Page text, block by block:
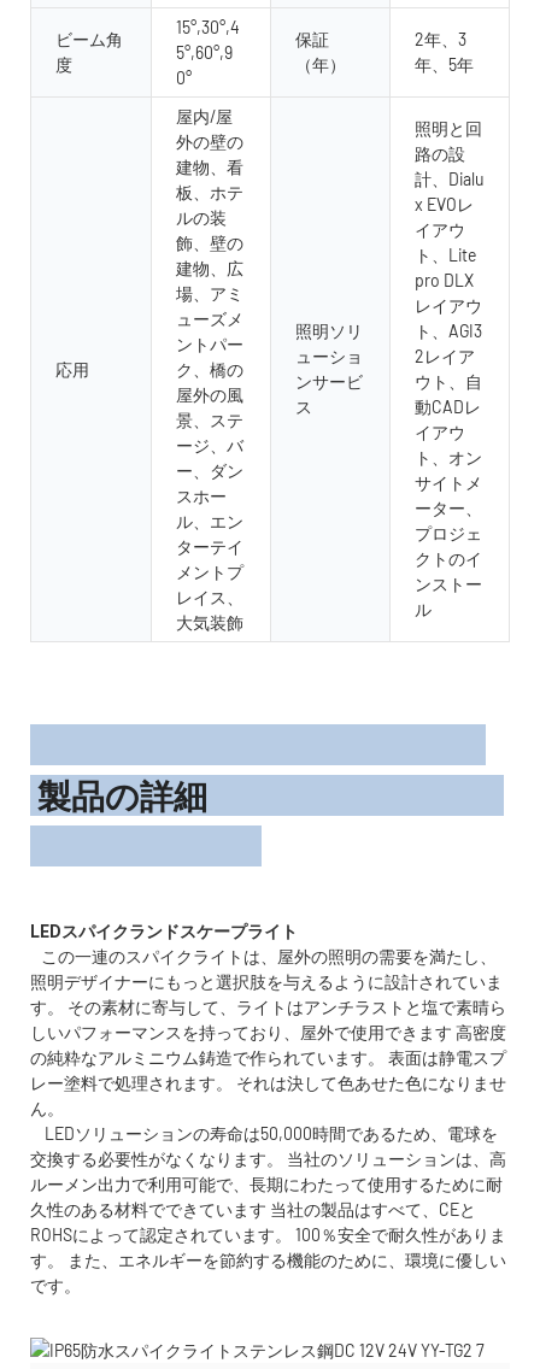
ビーム角
度
15°,30°,4
5°,60°,9
0°
保証
（年）
2年、3
年、5年
応用
屋内/屋
外の壁の
建物、看
板、ホテ
ルの装
飾、壁の
建物、広
場、アミ
ューズメ
ントパー
ク、橋の
屋外の風
景、ステ
ージ、バ
ー、ダン
スホー
ル、エン
ターテイ
メントプ
レイス、
大気装飾
照明ソリ
ューショ
ンサービ
ス
照明と回
路の設
計、Dialu
x EVOレ
イアウ
ト、Lite
pro DLX
レイアウ
ト、AGI3
2レイア
ウト、自
動CADレ
イアウ
ト、オン
サイトメ
ーター、
プロジェ
クトのイ
ンストー
ル
製品の詳細
この一連のスパイクライトは、屋外の照明の需要を満たし、
照明デザイナーにもっと選択肢を与えるように設計されていま
す。 その素材に寄与して、ライトはアンチラストと塩で素晴ら
しいパフォーマンスを持っており、屋外で使用できます 高密度
の純粋なアルミニウム鋳造で作られています。 表面は静電スプ
レー塗料で処理されます。 それは決して色あせた色になりませ
ん。
LEDソリューションの寿命は50,000時間であるため、電球を
交換する必要性がなくなります。 当社のソリューションは、高
ルーメン出力で利用可能で、長期にわたって使用するために耐
久性のある材料でできています 当社の製品はすべて、CEと
ROHSによって認定されています。 100％安全で耐久性がありま
す。 また、エネルギーを節約する機能のために、環境に優しい
です。